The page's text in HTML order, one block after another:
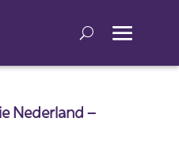
Nederland –